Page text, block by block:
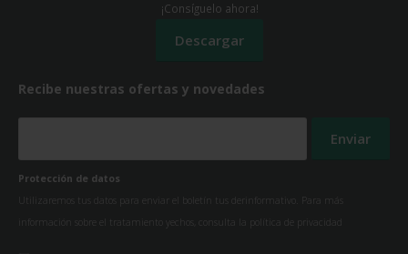
Recibe nuestras ofertas y novedades
Protección de datos
Utilizaremos tus datos para enviar el boletín tus derinformativo. Para más
información sobre el tratamiento yechos, consulta la política de privacidad
¡Consíguelo ahora!